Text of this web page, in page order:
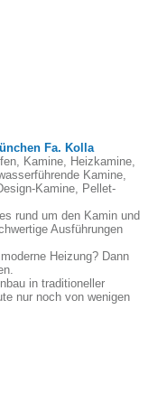
Fa. Kolla
Kamine, Heizkamine,
Kamine,
Kamine, Pellet-
rund um den Kamin und
Ausführungen
Heizung? Dann
in traditioneller
nur noch von wenigen